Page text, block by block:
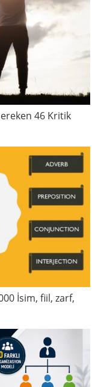
46 Kritik
İsim, fiil, zarf,